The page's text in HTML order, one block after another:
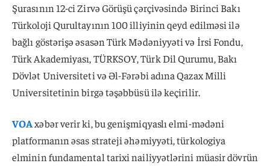
Şurasının 12-ci Zirvə Görüşü çərçivəsində Birinci Bakı
Türkoloji Qurultayının 100 illiyinin qeyd edilməsi ilə
bağlı göstərişə əsasən Türk Mədəniyyəti və İrsi Fondu,
Türk Akademiyası, TÜRKSOY, Türk Dil Qurumu, Bakı
Dövlət Universiteti və Əl-Fərəbi adına Qazax Milli
Universitetinin birgə təşəbbüsü ilə keçirilir.
VOAxəbər verir ki, bu genişmiqyaslı elmi-mədəni
platformanın əsas strateji əhəmiyyəti, türkologiya
elminin fundamental tarixi nailiyyətlərini müasir dövrün